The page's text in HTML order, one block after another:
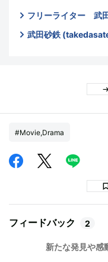
フリーライター 武
武田砂鉄
#Movie,Drama
フィードバック 2
新たな発見や感